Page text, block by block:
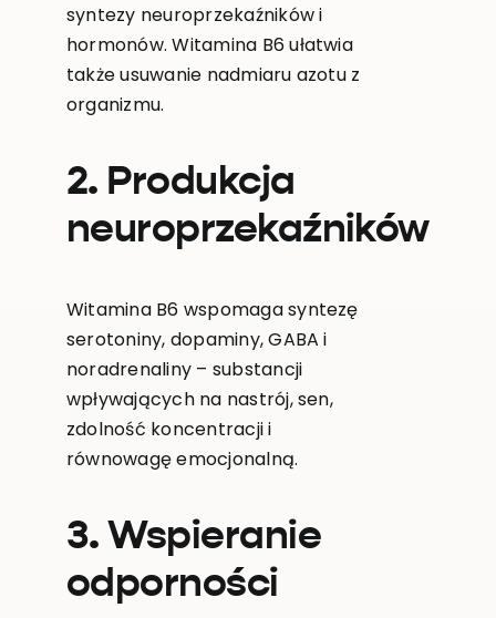
syntezy neuroprzekaźników i
hormonów. Witamina B6 ułatwia
także usuwanie nadmiaru azotu z
organizmu.
2. Produkcja
neuroprzekaźników
Witamina B6 wspomaga syntezę
serotoniny, dopaminy, GABA i
noradrenaliny – substancji
wpływających na nastrój, sen,
zdolność koncentracji i
równowagę emocjonalną.
3. Wspieranie
odporności